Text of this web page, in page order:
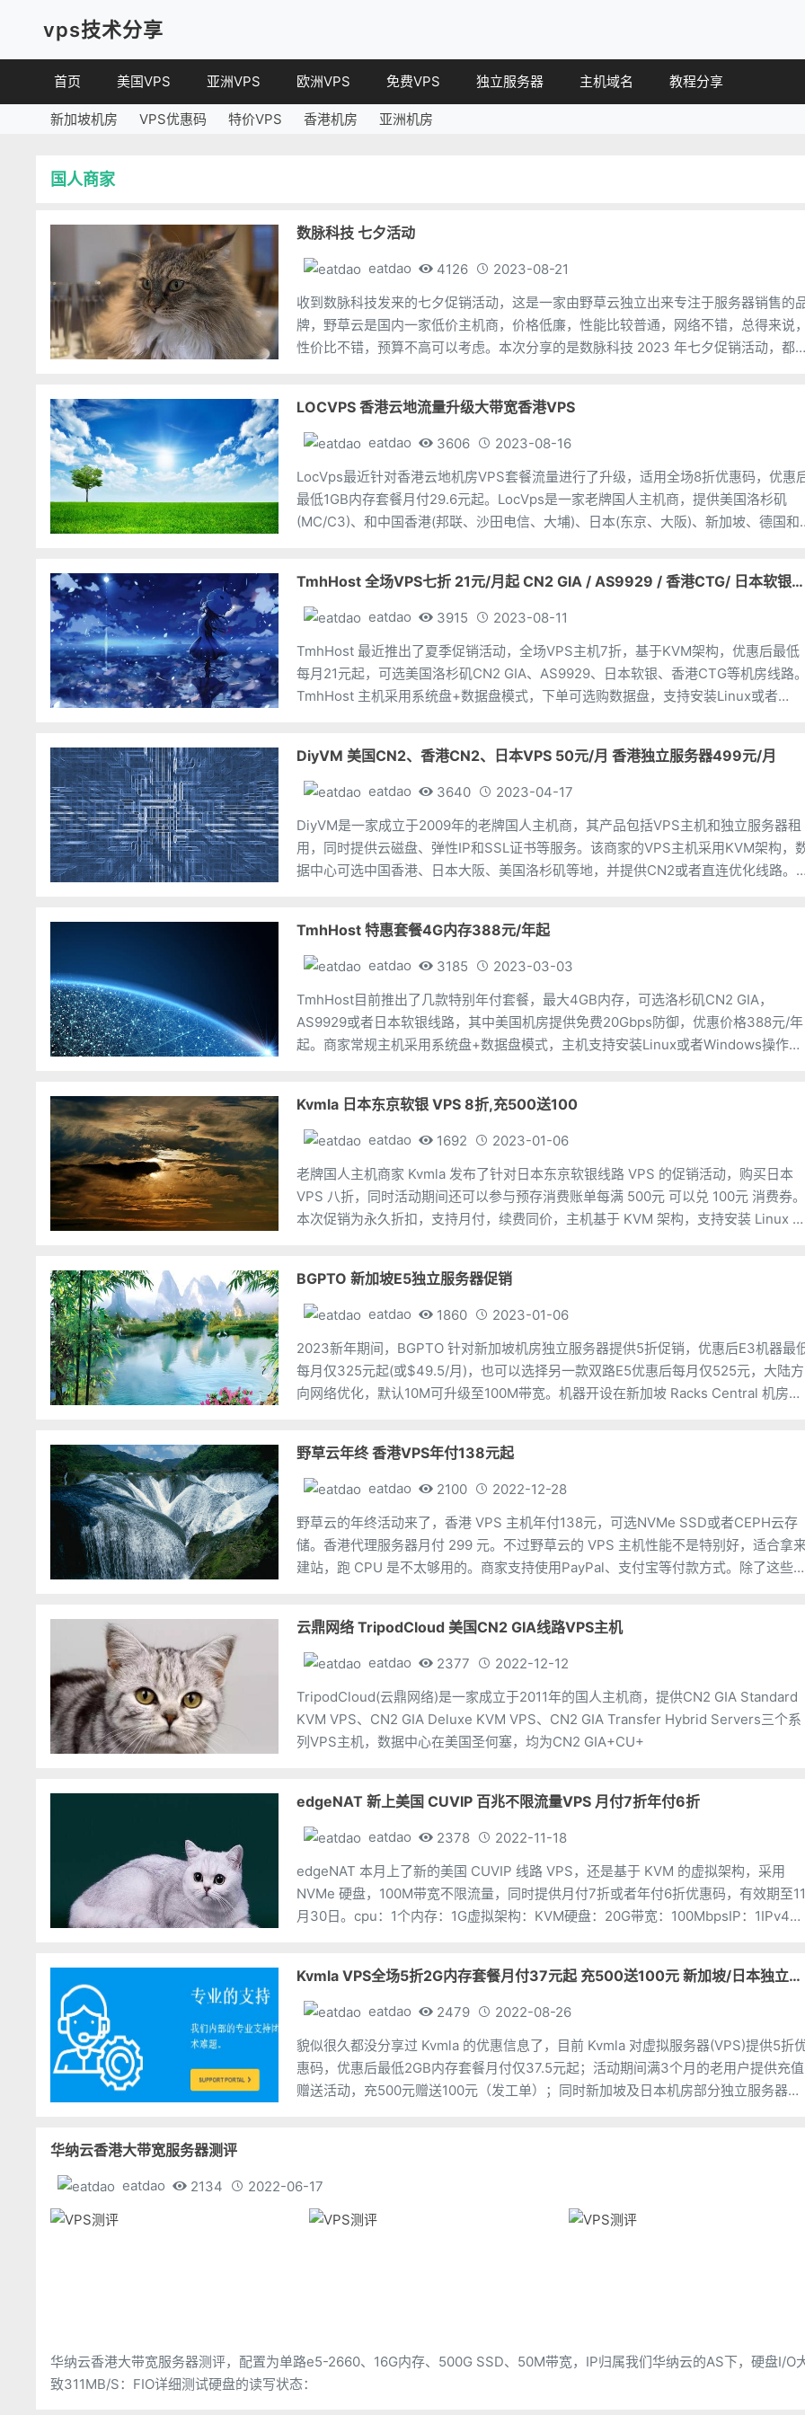
vps技术分享
首页 美国VPS 亚洲VPS 欧洲VPS 免费VPS 独立服务器 主机域名 教程分享
新加坡机房 VPS优惠码 特价VPS 香港机房 亚洲机房
国人商家
数脉科技 七夕活动
eatdao 4126
2023-08-21
收到数脉科技发来的七夕促销活动，这是一家由野草云独立出来专注于服务器销售的
牌，野草云是国内一家低价主机商，价格低廉，性能比较普通，网络不错，总得来说
性价比不错，预算不高可以考虑。本次分享的是数脉科技 2023 年七夕促销活动，都
LOCVPS 香港云地流量升级大带宽香港VPS
eatdao 3606
2023-08-16
LocVps最近针对香港云地机房VPS套餐流量进行了升级，适用全场8折优惠码，优惠
最低1GB内存套餐月付29.6元起。LocVps是一家老牌国人主机商，提供美国洛杉矶
(MC/C3)、和中国香港(邦联、沙田电信、大埔)、日本(东京、大阪)、新加坡、德国和
TmhHost 全场VPS七折 21元/月起 CN2 GIA / AS9929 / 香港CTG/ 日本软银可选
eatdao 3915
2023-08-11
TmhHost 最近推出了夏季促销活动，全场VPS主机7折，基于KVM架构，优惠后最低
每月21元起，可选美国洛杉矶CN2 GIA、AS9929、日本软银、香港CTG等机房线路
TmhHost 主机采用系统盘+数据盘模式，下单可选购数据盘，支持安装Linux或者
DiyVM 美国CN2、香港CN2、日本VPS 50元/月 香港独立服务器499元/月
eatdao 3640
2023-04-17
DiyVM是一家成立于2009年的老牌国人主机商，其产品包括VPS主机和独立服务器租
用，同时提供云磁盘、弹性IP和SSL证书等服务。该商家的VPS主机采用KVM架构，
据中心可选中国香港、日本大阪、美国洛杉矶等地，并提供CN2或者直连优化线路。
TmhHost 特惠套餐4G内存388元/年起
eatdao 3185
2023-03-03
TmhHost目前推出了几款特别年付套餐，最大4GB内存，可选洛杉矶CN2 GIA，
AS9929或者日本软银线路，其中美国机房提供免费20Gbps防御，优惠价格388元/年
起。商家常规主机采用系统盘+数据盘模式，主机支持安装Linux或者Windows操作系
Kvmla 日本东京软银 VPS 8折,充500送100
eatdao 1692
2023-01-06
老牌国人主机商家 Kvmla 发布了针对日本东京软银线路 VPS 的促销活动，购买日本
VPS 八折，同时活动期间还可以参与预存消费账单每满 500元 可以兑 100元 消费券
本次促销为永久折扣，支持月付，续费同价，主机基于 KVM 架构，支持安装 Linux
BGPTO 新加坡E5独立服务器促销
eatdao 1860
2023-01-06
2023新年期间，BGPTO 针对新加坡机房独立服务器提供5折促销，优惠后E3机器最
每月仅325元起(或$49.5/月)，也可以选择另一款双路E5优惠后每月仅525元，大陆方
向网络优化，默认10M可升级至100M带宽。机器开设在新加坡 Racks Central 机房，
野草云年终 香港VPS年付138元起
eatdao 2100
2022-12-28
野草云的年终活动来了，香港 VPS 主机年付138元，可选NVMe SSD或者CEPH云存
储。香港代理服务器月付 299 元。不过野草云的 VPS 主机性能不是特别好，适合拿
建站，跑 CPU 是不太够用的。商家支持使用PayPal、支付宝等付款方式。除了这些
云鼎网络 TripodCloud 美国CN2 GIA线路VPS主机
eatdao 2377
2022-12-12
TripodCloud(云鼎网络)是一家成立于2011年的国人主机商，提供CN2 GIA Standard
KVM VPS、CN2 GIA Deluxe KVM VPS、CN2 GIA Transfer Hybrid Servers三个系
列VPS主机，数据中心在美国圣何塞，均为CN2 GIA+CU+
edgeNAT 新上美国 CUVIP 百兆不限流量VPS 月付7折年付6折
eatdao 2378
2022-11-18
edgeNAT 本月上了新的美国 CUVIP 线路 VPS，还是基于 KVM 的虚拟架构，采用
NVMe 硬盘，100M带宽不限流量，同时提供月付7折或者年付6折优惠码，有效期至
月30日。cpu：1个内存：1G虚拟架构：KVM硬盘：20G带宽：100MbpsIP：1IPv4价
Kvmla VPS全场5折2G内存套餐月付37元起 充500送100元 新加坡/日本独立服务器75折
eatdao 2479
2022-08-26
貌似很久都没分享过 Kvmla 的优惠信息了，目前 Kvmla 对虚拟服务器(VPS)提供5折
惠码，优惠后最低2GB内存套餐月付仅37.5元起；活动期间满3个月的老用户提供充值
赠送活动，充500元赠送100元（发工单）；同时新加坡及日本机房部分独立服务器提
华纳云香港大带宽服务器测评
eatdao 2134 2022-06-17
华纳云香港大带宽服务器测评，配置为单路e5-2660、16G内存、500G SSD、50M带宽，IP归属我们华纳云的AS下，硬盘I/O
致311MB/S：FIO详细测试硬盘的读写状态：